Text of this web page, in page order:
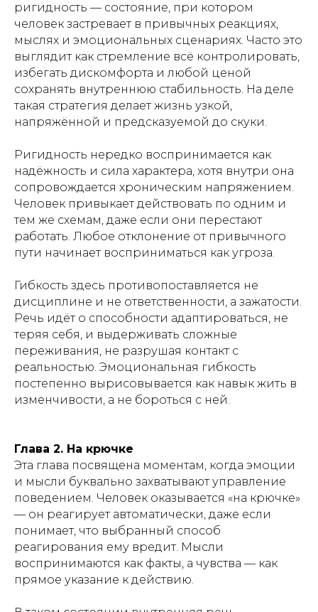
ригидность — состояние, при котором
человек застревает в привычных реакциях,
мыслях и эмоциональных сценариях. Часто это
выглядит как стремление всё контролировать,
избегать дискомфорта и любой ценой
сохранять внутреннюю стабильность. На деле
такая стратегия делает жизнь узкой,
напряжённой и предсказуемой до скуки.
Ригидность нередко воспринимается как
надёжность и сила характера, хотя внутри она
сопровождается хроническим напряжением.
Человек привыкает действовать по одним и
тем же схемам, даже если они перестают
работать. Любое отклонение от привычного
пути начинает восприниматься как угроза.
Гибкость здесь противопоставляется не
дисциплине и не ответственности, а зажатости.
Речь идёт о способности адаптироваться, не
теряя себя, и выдерживать сложные
переживания, не разрушая контакт с
реальностью. Эмоциональная гибкость
постепенно вырисовывается как навык жить в
изменчивости, а не бороться с ней.
Глава 2. На крючке
Эта глава посвящена моментам, когда эмоции
и мысли буквально захватывают управление
поведением. Человек оказывается «на крючке»
— он реагирует автоматически, даже если
понимает, что выбранный способ
реагирования ему вредит. Мысли
воспринимаются как факты, а чувства — как
прямое указание к действию.